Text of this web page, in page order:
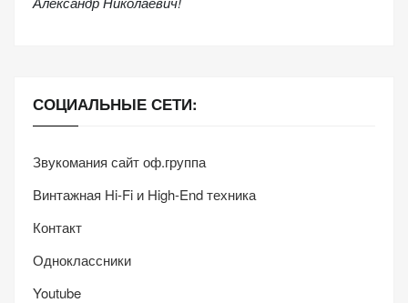
СОЦИАЛЬНЫЕ СЕТИ:
Звукомания сайт оф.группа
Винтажная Hi-Fi и High-End техника
Контакт
Одноклассники
Youtube